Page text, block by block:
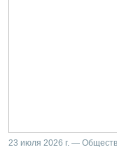
23 июля 2026 г. —